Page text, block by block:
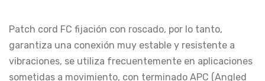
Patch cord FC fijación con roscado, por lo tanto,
garantiza una conexión muy estable y resistente a
vibraciones, se utiliza frecuentemente en aplicaciones
sometidas a movimiento, con terminado APC (Angled